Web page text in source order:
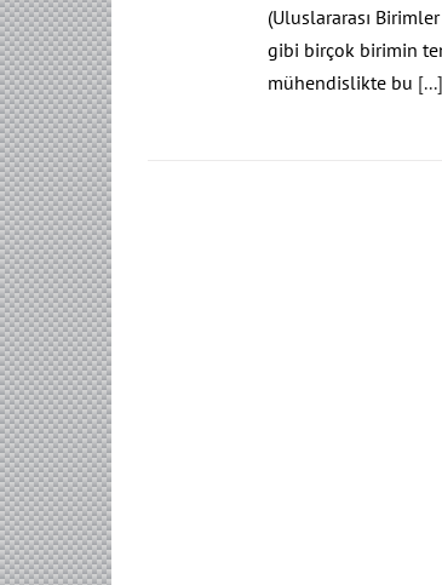
(Uluslararası
gibi birçok birimin
mühendislikte bu [...]